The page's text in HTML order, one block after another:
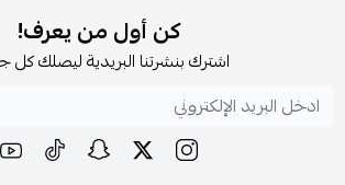
كن أول من يعرف!
اشترك بنشرتنا البريدية ليصلك كل